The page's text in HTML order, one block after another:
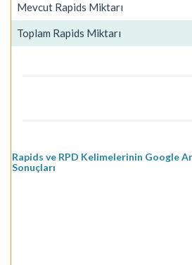
Mevcut Rapids Miktarı
Toplam Rapids Miktarı
Rapids ve RPD Kelimelerinin Google
Sonuçları